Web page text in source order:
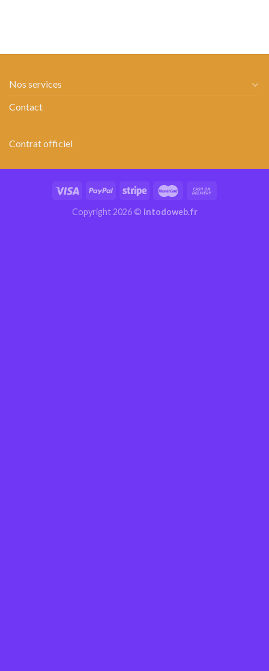
Nos services
Contact
Contrat officiel
Copyright 2026 © intodoweb.fr